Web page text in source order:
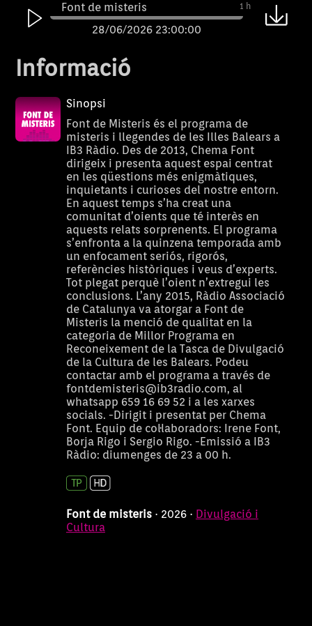
Font de misteris
1 h
28/06/2026 23:00:00
21/06/2026 23:00:00
Font de misteris
14/06/2026 23:00:00
Font de misteris
1 h
07/06/2026 23:00:00
Font de misteris
31/05/2026 23:00:00
Font de misteris
1 h
24/05/2026 23:00:00
Font de misteris
1 h
17/05/2026 23:00:00
Font de misteris
1 h
10/05/2026 23:00:00
Font de misteris
1 h
03/05/2026 23:00:00
Font de misteris
1 h
26/04/2026 23:00:00
Font de misteris
19/04/2026 23:00:00
12/04/2026 23:00:00
Informació
Sinopsi
Font de Misteris és el programa de
misteris i llegendes de les Illes Balears a
IB3 Ràdio. Des de 2013, Chema Font
dirigeix i presenta aquest espai centrat
en les qüestions més enigmàtiques,
inquietants i curioses del nostre entorn.
En aquest temps s’ha creat una
comunitat d’oients que té interès en
aquests relats sorprenents. El programa
s’enfronta a la quinzena temporada amb
un enfocament seriós, rigorós,
referències històriques i veus d’experts.
Tot plegat perquè l’oient n’extregui les
conclusions. L’any 2015, Ràdio Associació
de Catalunya va atorgar a Font de
Misteris la menció de qualitat en la
categoria de Millor Programa en
Reconeixement de la Tasca de Divulgació
de la Cultura de les Balears. Podeu
contactar amb el programa a través de
fontdemisteris@ib3radio.com, al
whatsapp 659 16 69 52 i a les xarxes
socials. -Dirigit i presentat per Chema
Font. Equip de col·laboradors: Irene Font,
Borja Rigo i Sergio Rigo. -Emissió a IB3
Ràdio: diumenges de 23 a 00 h.
Font de misteris · 2026 · Divulgació i
Cultura